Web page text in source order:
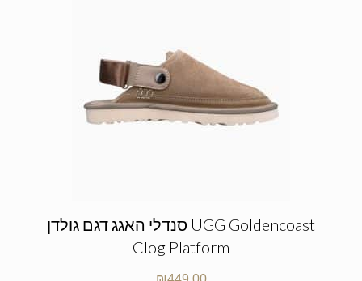
סנדלי האגג דגם גולדן UGG Goldencoast
Clog Platform